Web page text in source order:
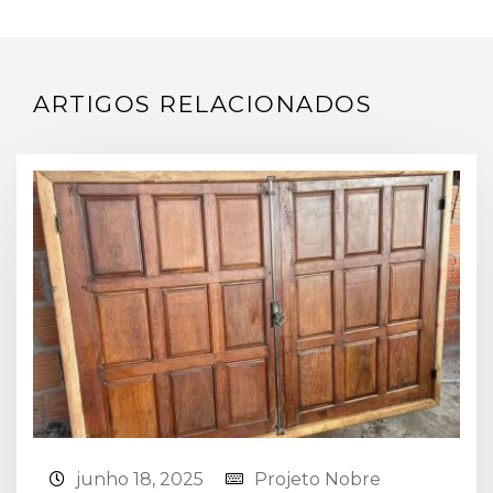
ARTIGOS RELACIONADOS
junho 18, 2025
Projeto Nobre